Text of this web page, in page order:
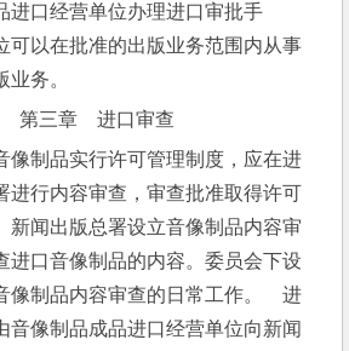
进口经营单位办理进口审批手
可以在批准的出版业务范围内从事
务。
第三章　进口审查
制品实行许可管理制度，应在进
进行内容审查，审查批准取得许可
新闻出版总署设立音像制品内容审
进口音像制品的内容。委员会下设
像制品内容审查的日常工作。　进
音像制品成品进口经营单位向新闻